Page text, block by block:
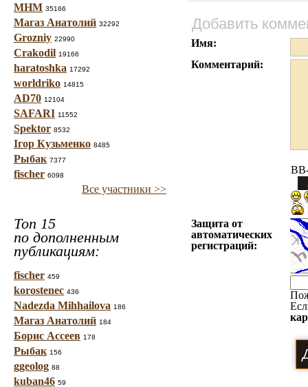
МНМ 35166
Магаз Анатолий 32292
Grozniy 22990
Crakodil 19166
haratoshka 17292
worldriko 14815
AD70 12104
SAFARI 11552
Spektor 8532
Ігор Кузьменко 8485
Рыбак 7377
fischer 6098
Все участники >>
Топ 15
по дополненным
публикациям:
fischer 459
korostenec 436
Nadezda Mihhailova 186
Магаз Анатолий 184
Борис Ассеев 178
Рыбак 156
ggeolog 88
kuban46 59
Добавить
Имя:
Комментарий:
Защита от
автоматических
регистраций: